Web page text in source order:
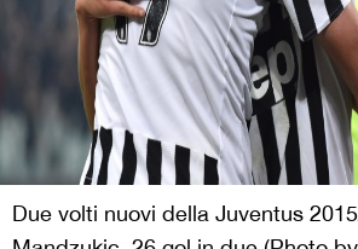
Due volti nuovi della Juventus